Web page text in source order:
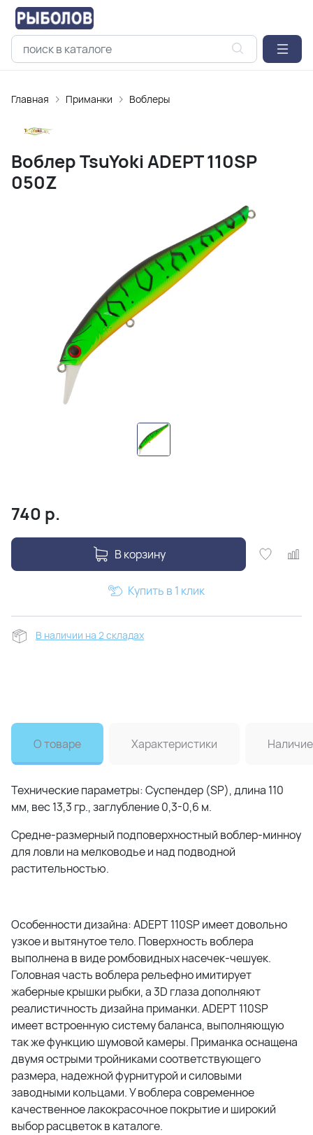
Главная Приманки Воблеры
Воблер TsuYoki ADEPT 110SP
050Z
740 р.
В корзину
Купить в 1 клик
В наличии на 2 складах
О товаре Характеристики Наличие
Технические параметры: Суспендер (SP), длина 110
мм, вес 13,3 гр., заглубление 0,3-0,6 м.
Средне-размерный подповерхностный воблер-минноу
для ловли на мелководье и над подводной
растительностью.
Особенности дизайна: ADEPT 110SP имеет довольно
узкое и вытянутое тело. Поверхность воблера
выполнена в виде ромбовидных насечек-чешуек.
Головная часть воблера рельефно имитирует
жаберные крышки рыбки, а 3D глаза дополняют
реалистичность дизайна приманки. ADEPT 110SP
имеет встроенную систему баланса, выполняющую
так же функцию шумовой камеры. Приманка оснащена
двумя острыми тройниками соответствующего
размера, надежной фурнитурой и силовыми
заводными кольцами. У воблера современное
качественное лакокрасочное покрытие и широкий
выбор расцветок в каталоге.